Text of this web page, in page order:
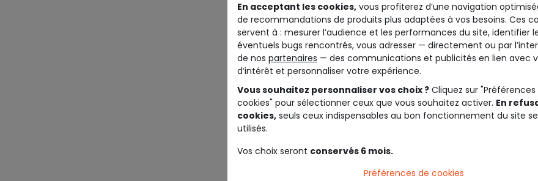
En acceptant les cookies, vous profiterez d’une navigation
de recommandations de produits plus adaptées à vos besoins. Ces
servent à : mesurer l’audience et les performances du site, identifier
éventuels bugs rencontrés, vous adresser — directement ou par
de nos partenaires — des communications et publicités en lien avec
d’intérêt et personnaliser votre expérience.
Vous souhaitez personnaliser vos choix ? Cliquez sur "Préférences
cookies" pour sélectionner ceux que vous souhaitez activer. En
cookies, seuls ceux indispensables au bon fonctionnement du site
utilisés.
Vos choix seront conservés 6 mois.
Préférences de cookies